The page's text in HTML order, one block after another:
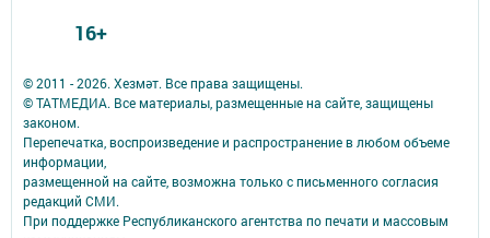
© 2011 - 2026. Хезмәт. Все права защищены.
© ТАТМЕДИА. Все материалы, размещенные на сайте, защищены
законом.
Перепечатка, воспроизведение и распространение в любом объеме
информации,
размещенной на сайте, возможна только с письменного согласия
редакций СМИ.
При поддержке Республиканского агентства по печати и массовым
16+